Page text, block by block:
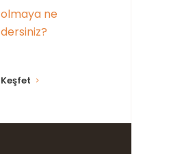
olmaya ne
dersiniz?
Keşfet